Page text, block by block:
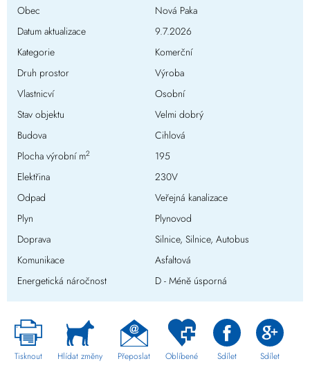
Obec
Nová Paka
Datum aktualizace
9.7.2026
Kategorie
Komerční
Druh prostor
Výroba
Vlastnicví
Osobní
Stav objektu
Velmi dobrý
Budova
Cihlová
Plocha výrobní m2
195
Elektřina
230V
Odpad
Veřejná kanalizace
Plyn
Plynovod
Doprava
Silnice, Silnice, Autobus
Komunikace
Asfaltová
Energetická náročnost
D - Méně úsporná
Tisknout Hlídat změny Přeposlat Oblíbené Sdílet Sdílet